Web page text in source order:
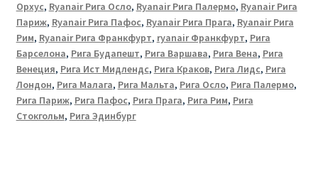
Орхус, Ryanair Рига Осло, Ryanair Рига Палермо, Ryanair Рига
Париж, Ryanair Рига Пафос, Ryanair Рига Прага, Ryanair Рига
Рим, Ryanair Рига Франкфурт, ryanair Франкфурт, Рига
Барселона, Рига Будапешт, Рига Варшава, Рига Вена, Рига
Венеция, Рига Ист Мидлендс, Рига Краков, Рига Лидс, Рига
Лондон, Рига Малага, Рига Мальта, Рига Осло, Рига Палермо,
Рига Париж, Рига Пафос, Рига Прага, Рига Рим, Рига
Стокгольм, Рига Эдинбург